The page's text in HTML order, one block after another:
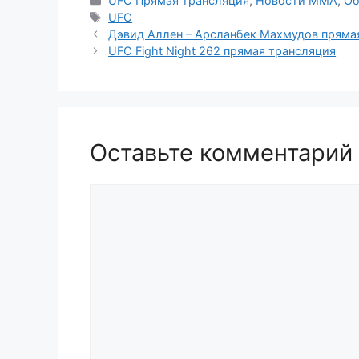
Метки
UFC
Дэвид Аллен – Арсланбек Махмудов
UFC Fight Night 262 прямая трансляция
Оставьте комментарий